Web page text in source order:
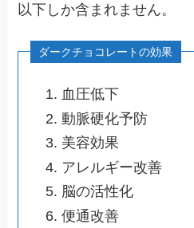
以下しか含まれません。
血圧低下
動脈硬化予防
美容効果
アレルギー改善
脳の活性化
便通改善